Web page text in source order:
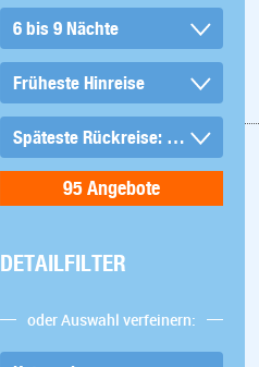
DETAILFILTER
oder Auswahl verfeinern: